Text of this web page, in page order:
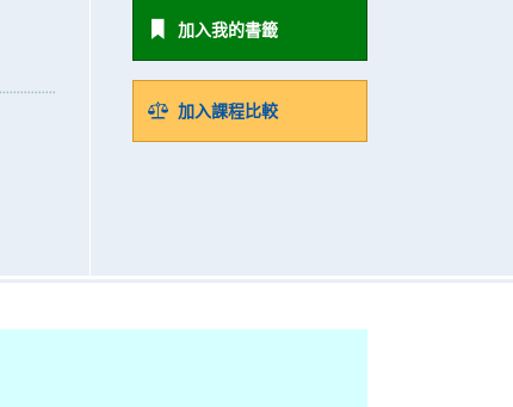
加入我的書籤
加入課程比較